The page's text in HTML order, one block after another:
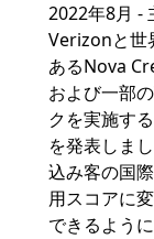
2022年8月 -
Verizonと世
あるNova
および一部
クを実施す
を発表しま
込み客の国
用スコアに
できるように